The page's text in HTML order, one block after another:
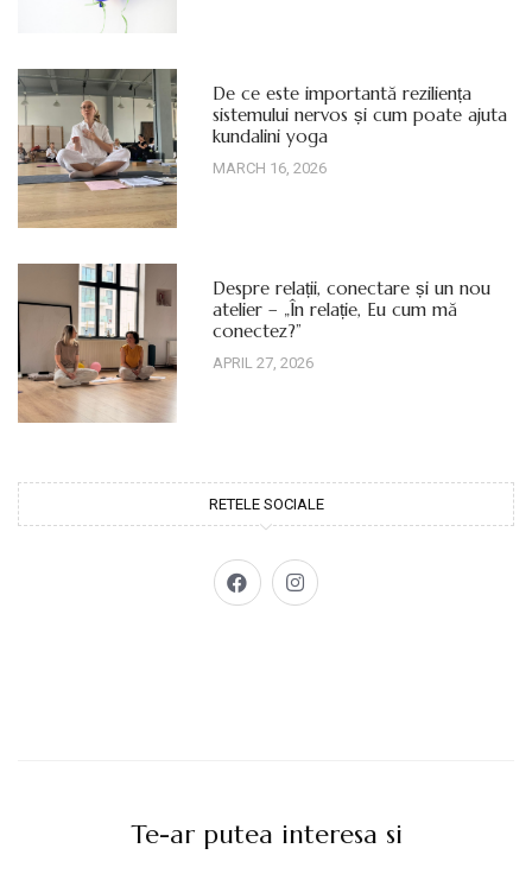
De ce este importantă reziliența
sistemului nervos și cum poate ajuta
kundalini yoga
MARCH 16, 2026
Despre relații, conectare și un nou
atelier – „În relație, Eu cum mă
conectez?”
APRIL 27, 2026
RETELE SOCIALE
Te-ar putea interesa si